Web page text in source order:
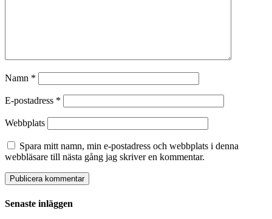
Namn *
E-postadress *
Webbplats
Spara mitt namn, min e-postadress och webbplats i denna
webbläsare till nästa gång jag skriver en kommentar.
Senaste inläggen